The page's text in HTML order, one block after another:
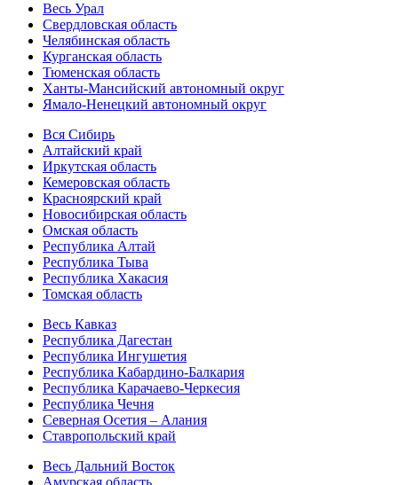
Весь Урал
Свердловская область
Челябинская область
Курганская область
Тюменская область
Ханты-Мансийский автономный округ
Ямало-Ненецкий автономный округ
Вся Сибирь
Алтайский край
Иркутская область
Кемеровская область
Красноярский край
Новосибирская область
Омская область
Республика Алтай
Республика Тыва
Республика Хакасия
Томская область
Весь Кавказ
Республика Дагестан
Республика Ингушетия
Республика Кабардино-Балкария
Республика Карачаево-Черкесия
Республика Чечня
Северная Осетия – Алания
Ставропольский край
Весь Дальний Восток
Амурская область